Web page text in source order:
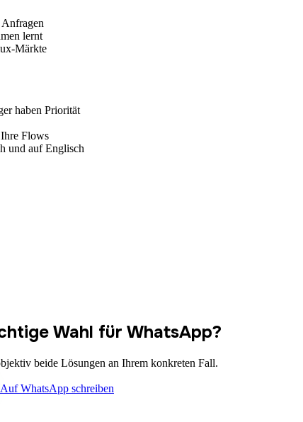
Anfragen
lernt
Märkte
haben Priorität
Flows
und auf Englisch
Wahl für WhatsApp?
beide Lösungen an Ihrem konkreten Fall.
Auf WhatsApp schreiben